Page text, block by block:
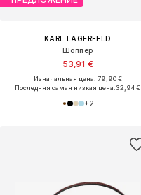
KARL LAGERFELD
Шоппер
53,91 €
Изначальная цена: 79,90 €
Последняя самая низкая цена:32,94 €
+2